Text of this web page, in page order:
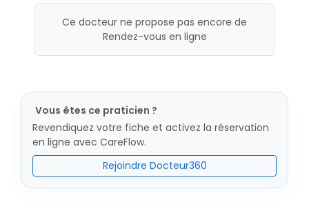
Ce docteur ne propose pas encore de
Rendez-vous en ligne
Vous êtes ce praticien ?
Revendiquez votre fiche et activez la réservation
en ligne avec CareFlow.
Rejoindre Docteur360